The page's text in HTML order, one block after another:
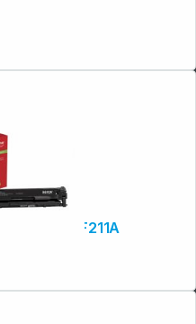
Xerox Everyday Reman. Toner ers. HP CF211A